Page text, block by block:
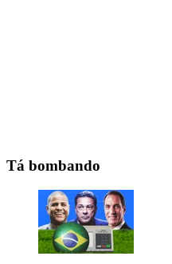
Tá bombando